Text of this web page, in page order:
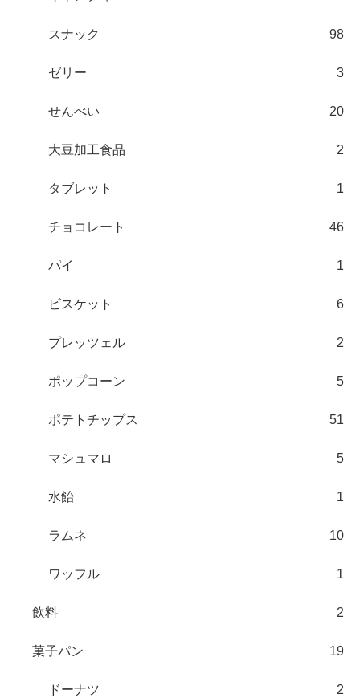
スナック 98
ゼリー 3
せんべい 20
大豆加工食品 2
タブレット 1
チョコレート 46
パイ 1
ビスケット 6
プレッツェル 2
ポップコーン 5
ポテトチップス 51
マシュマロ 5
水飴 1
ラムネ 10
ワッフル 1
飲料 2
菓子パン 19
ドーナツ 2